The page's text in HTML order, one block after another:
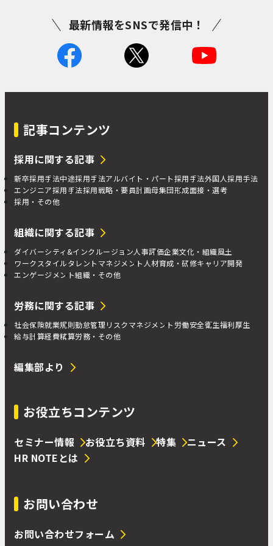
最新情報をSNSで発信中！
記事コンテンツ
採用に関する記事
新卒採用手法中途採用手法アルバイト・パート採用手法外国人採用手法
エンジニア採用手法採用戦略・要員計画母集団形成面接・選考
採用・その他
組織に関する記事
ダイバーシティ&インクルージョン人事評価企業文化・組織風土
ワークスタイルタレントマネジメント 人材育成・研修キャリア開発
エンゲージメント組織・その他
労務に関する記事
社会保険就業規則勤怠管理 リスクマネジメント 労働安全衛生福利厚生
給与計算経費精算労務・その他
編集部より
お役立ちコンテンツ
セミナー情報 お役立ち資料 特集
ニュース
HR NOTEとは
お問い合わせ
お問い合わせフォーム